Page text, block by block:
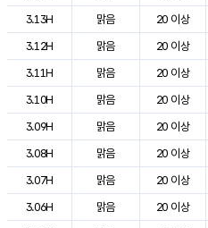
3.13H
맑음 20 이상
3.12H
맑음 20 이상
3.11H
맑음 20 이상
3.10H
맑음 20 이상
3.09H
맑음 20 이상
3.08H
맑음 20 이상
3.07H
맑음 20 이상
3.06H
맑음 20 이상